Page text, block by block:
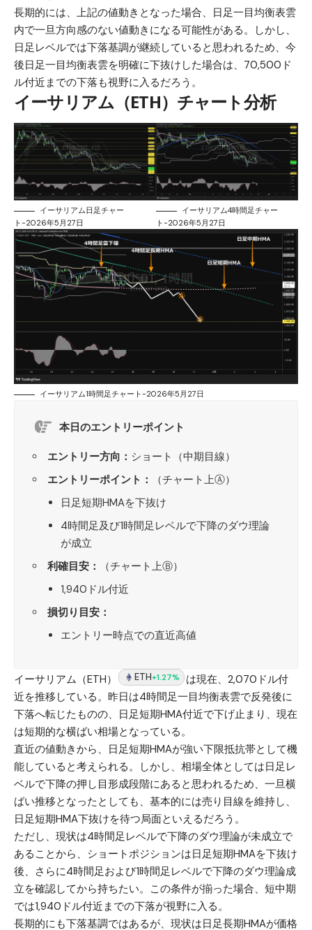
長期的には、上記の値動きとなった場合、日足一目均衡表雲
内で一旦方向感のない値動きになる可能性がある。しかし、
日足レベルでは下落基調が継続していると思われるため、今
後日足一目均衡表雲を明確に下抜けした場合は、70,500ド
ル付近までの下落も視野に入るだろう。
イーサリアム（ETH）チャート分析
イーサリアム日足チャー
ト-2026年5月27日
イーサリアム4時間足チャー
ト-2026年5月27日
イーサリアム1時間足チャート-2026年5月27日
本日のエントリーポイント
エントリー方向： ショート（中期目線）
エントリーポイント：
（チャート上Ⓐ）
日足短期HMAを下抜け
4時間足及び1時間足レベルで下降のダウ理論
が成立
利確目安：
（チャート上Ⓑ）
1,940ドル付近
損切り目安：
エントリー時点での直近高値
イーサリアム（ETH） ETH+1.27%
は現在、2,070ドル付
近を推移している。昨日は4時間足一目均衡表雲で反発後に
下落へ転じたものの、日足短期HMA付近で下げ止まり、現在
は短期的な横ばい相場となっている。
直近の値動きから、日足短期HMAが強い下限抵抗帯として機
能していると考えられる。しかし、相場全体としては日足レ
ベルで下降の押し目形成段階にあると思われるため、一旦横
ばい推移となったとしても、基本的には売り目線を維持し、
日足短期HMA下抜けを待つ局面といえるだろう。
ただし、現状は4時間足レベルで下降のダウ理論が未成立で
あることから、ショートポジションは日足短期HMAを下抜け
後、さらに4時間足および1時間足レベルで下降のダウ理論成
立を確認してから持ちたい。この条件が揃った場合、短中期
では1,940ドル付近までの下落が視野に入る。
長期的にも下落基調ではあるが、現状は日足長期HMAが価格